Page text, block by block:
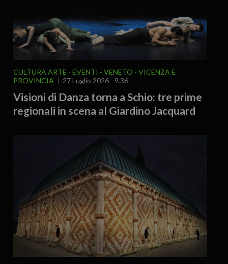
CULTURA ARTE EVENTI VENETO
VICENZA E
PROVINCIA
27 Luglio 2026 - 9.36
Visioni di Danza torna a Schio: tre prime
regionali in scena al Giardino Jacquard